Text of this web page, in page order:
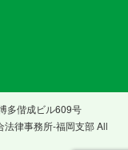
多偕成ビル609号
律事務所-福岡支部 All